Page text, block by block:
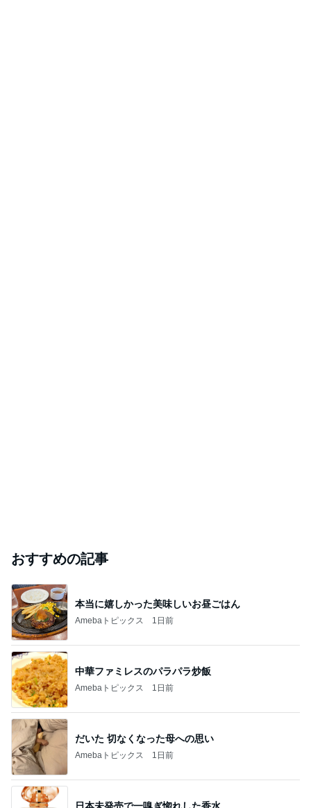
おすすめの記事
本当に嬉しかった美味しいお昼ごはん
Amebaトピックス 1日前
中華ファミレスのパラパラ炒飯
Amebaトピックス 1日前
だいた 切なくなった母への思い
Amebaトピックス 1日前
日本未発売で一嗅ぎ惚れした香水